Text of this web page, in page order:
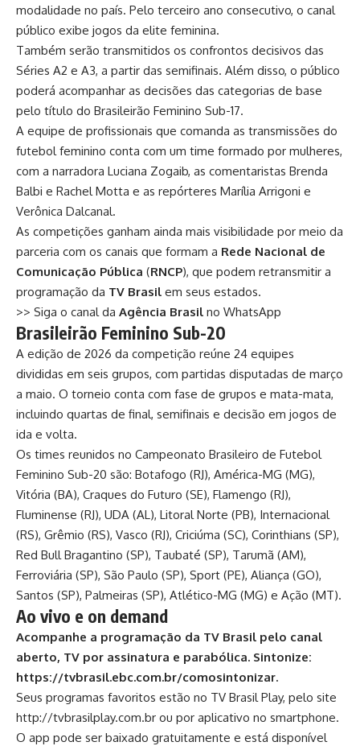
modalidade no país. Pelo terceiro ano consecutivo, o canal
público exibe jogos da elite feminina.
Também serão transmitidos os confrontos decisivos das
Séries A2 e A3, a partir das semifinais. Além disso, o público
poderá acompanhar as decisões das categorias de base
pelo título do Brasileirão Feminino Sub-17.
A equipe de profissionais que comanda as transmissões do
futebol feminino conta com um time formado por mulheres,
com a narradora Luciana Zogaib, as comentaristas Brenda
Balbi e Rachel Motta e as repórteres Marília Arrigoni e
Verônica Dalcanal.
As competições ganham ainda mais visibilidade por meio da
parceria com os canais que formam a Rede Nacional de
Comunicação Pública (RNCP), que podem retransmitir a
programação da TV Brasil em seus estados.
>> Siga o canal da Agência Brasil no WhatsApp
Brasileirão Feminino Sub-20
A edição de 2026 da competição reúne 24 equipes
divididas em seis grupos, com partidas disputadas de março
a maio. O torneio conta com fase de grupos e mata-mata,
incluindo quartas de final, semifinais e decisão em jogos de
ida e volta.
Os times reunidos no Campeonato Brasileiro de Futebol
Feminino Sub-20 são: Botafogo (RJ), América-MG (MG),
Vitória (BA), Craques do Futuro (SE), Flamengo (RJ),
Fluminense (RJ), UDA (AL), Litoral Norte (PB), Internacional
(RS), Grêmio (RS), Vasco (RJ), Criciúma (SC), Corinthians (SP),
Red Bull Bragantino (SP), Taubaté (SP), Tarumã (AM),
Ferroviária (SP), São Paulo (SP), Sport (PE), Aliança (GO),
Santos (SP), Palmeiras (SP), Atlético-MG (MG) e Ação (MT).
Ao vivo e on demand
Acompanhe a programação da TV Brasil pelo canal
aberto, TV por assinatura e parabólica. Sintonize:
https://tvbrasil.ebc.com.br/comosintonizar.
Seus programas favoritos estão no TV Brasil Play, pelo site
http://tvbrasilplay.com.br ou por aplicativo no smartphone.
O app pode ser baixado gratuitamente e está disponível